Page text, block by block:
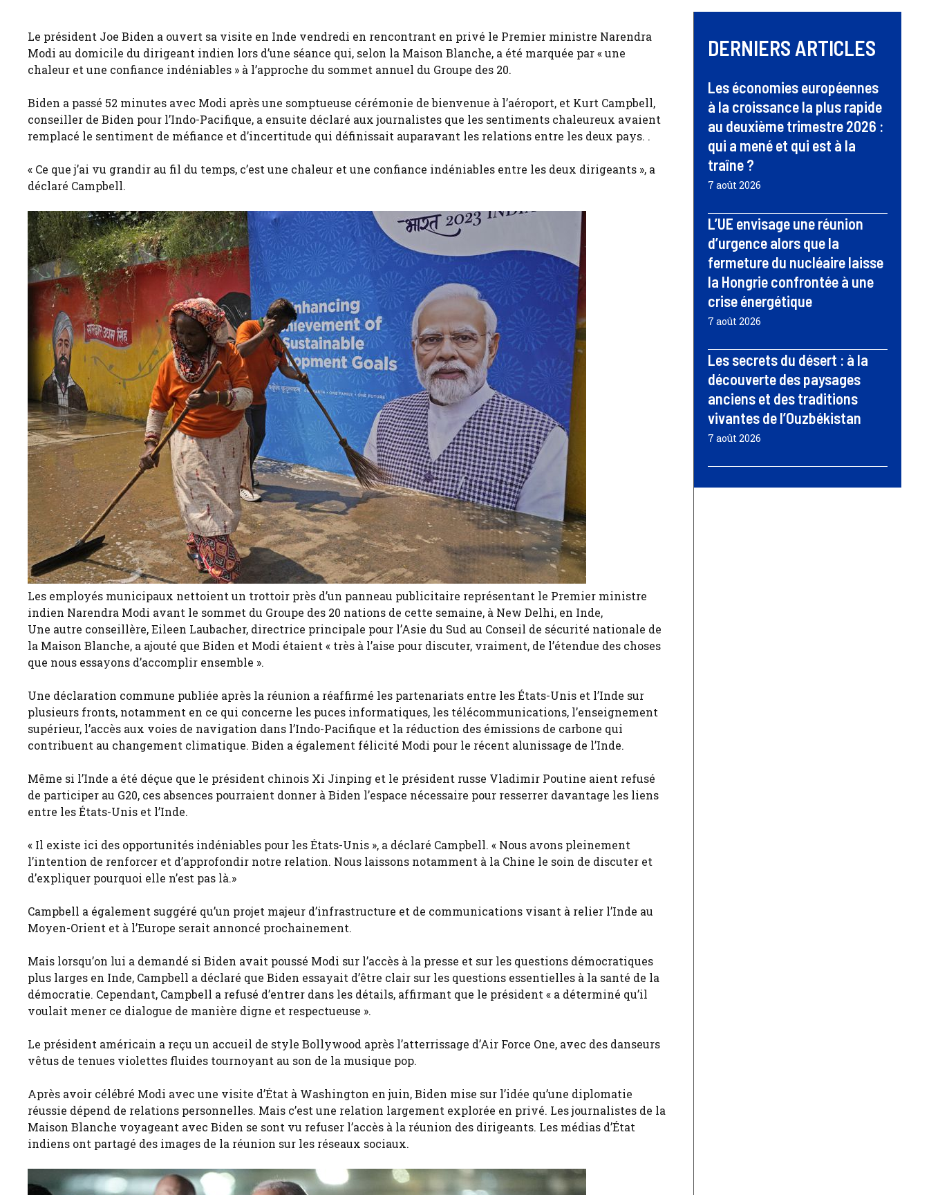
Le président Joe Biden a ouvert sa visite en Inde vendredi en rencontrant en privé le Premier ministre Narendra
Modi au domicile du dirigeant indien lors d’une séance qui, selon la Maison Blanche, a été marquée par « une
chaleur et une confiance indéniables » à l’approche du sommet annuel du Groupe des 20.
Biden a passé 52 minutes avec Modi après une somptueuse cérémonie de bienvenue à l’aéroport, et Kurt Campbell,
conseiller de Biden pour l’Indo-Pacifique, a ensuite déclaré aux journalistes que les sentiments chaleureux avaient
remplacé le sentiment de méfiance et d’incertitude qui définissait auparavant les relations entre les deux pays. .
« Ce que j’ai vu grandir au fil du temps, c’est une chaleur et une confiance indéniables entre les deux dirigeants », a
déclaré Campbell.
Les employés municipaux nettoient un trottoir près d’un panneau publicitaire représentant le Premier ministre
indien Narendra Modi avant le sommet du Groupe des 20 nations de cette semaine, à New Delhi, en Inde,
Une autre conseillère, Eileen Laubacher, directrice principale pour l’Asie du Sud au Conseil de sécurité nationale de
la Maison Blanche, a ajouté que Biden et Modi étaient « très à l’aise pour discuter, vraiment, de l’étendue des choses
que nous essayons d’accomplir ensemble ».
Une déclaration commune publiée après la réunion a réaffirmé les partenariats entre les États-Unis et l’Inde sur
plusieurs fronts, notamment en ce qui concerne les puces informatiques, les télécommunications, l’enseignement
supérieur, l’accès aux voies de navigation dans l’Indo-Pacifique et la réduction des émissions de carbone qui
contribuent au changement climatique. Biden a également félicité Modi pour le récent alunissage de l’Inde.
Même si l’Inde a été déçue que le président chinois Xi Jinping et le président russe Vladimir Poutine aient refusé
de participer au G20, ces absences pourraient donner à Biden l’espace nécessaire pour resserrer davantage les liens
entre les États-Unis et l’Inde.
« Il existe ici des opportunités indéniables pour les États-Unis », a déclaré Campbell. « Nous avons pleinement
l’intention de renforcer et d’approfondir notre relation. Nous laissons notamment à la Chine le soin de discuter et
d’expliquer pourquoi elle n’est pas là.»
Campbell a également suggéré qu’un projet majeur d’infrastructure et de communications visant à relier l’Inde au
Moyen-Orient et à l’Europe serait annoncé prochainement.
Mais lorsqu’on lui a demandé si Biden avait poussé Modi sur l’accès à la presse et sur les questions démocratiques
plus larges en Inde, Campbell a déclaré que Biden essayait d’être clair sur les questions essentielles à la santé de la
démocratie. Cependant, Campbell a refusé d’entrer dans les détails, affirmant que le président « a déterminé qu’il
voulait mener ce dialogue de manière digne et respectueuse ».
Le président américain a reçu un accueil de style Bollywood après l’atterrissage d’Air Force One, avec des danseurs
vêtus de tenues violettes fluides tournoyant au son de la musique pop.
Après avoir célébré Modi avec une visite d’État à Washington en juin, Biden mise sur l’idée qu’une diplomatie
réussie dépend de relations personnelles. Mais c’est une relation largement explorée en privé. Les journalistes de la
Maison Blanche voyageant avec Biden se sont vu refuser l’accès à la réunion des dirigeants. Les médias d’État
indiens ont partagé des images de la réunion sur les réseaux sociaux.
DERNIERS ARTICLES
Les économies européennes
à la croissance la plus rapide
au deuxième trimestre 2026 :
qui a mené et qui est à la
traîne ?
7 août 2026
L’UE envisage une réunion
d’urgence alors que la
fermeture du nucléaire laisse
la Hongrie confrontée à une
crise énergétique
7 août 2026
Les secrets du désert : à la
découverte des paysages
anciens et des traditions
vivantes de l’Ouzbékistan
7 août 2026